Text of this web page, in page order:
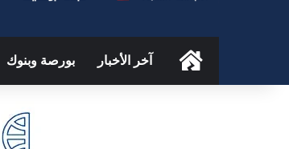
الرئيسيةآخر الأخبار بورصة وبنوك